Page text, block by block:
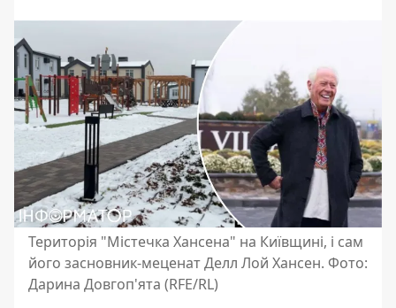
Територія "Містечка Хансена" на Київщині, і сам
його засновник-меценат Делл Лой Хансен. Фото:
Дарина Довгоп'ята (RFE/RL)